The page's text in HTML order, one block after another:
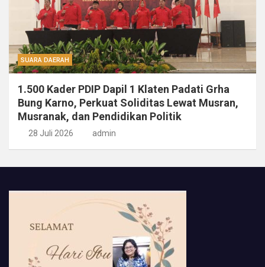
SUARA DAERAH
1.500 Kader PDIP Dapil 1 Klaten Padati Grha
Bung Karno, Perkuat Soliditas Lewat Musran,
Musranak, dan Pendidikan Politik
28 Juli 2026 admin